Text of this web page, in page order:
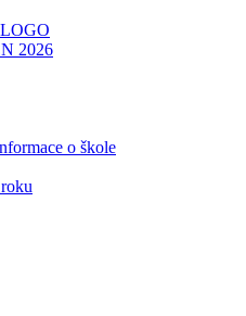
2026
o škole